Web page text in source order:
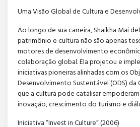
Uma Visão Global de Cultura e
Ao longo de sua carreira, Shaikha Mai
patrimônio e cultura não são apenas
motores de desenvolvimento
colaboração global. Ela projetou e
iniciativas pioneiras alinhadas com os
Desenvolvimento Sustentável (ODS) da
que a cultura pode catalisar
inovação, crescimento do turismo e
Iniciativa “Invest in Culture” (2006)